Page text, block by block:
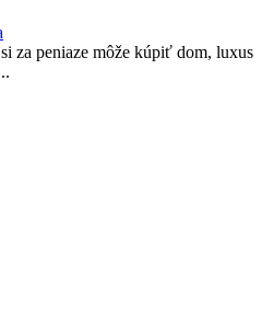
za peniaze môže kúpiť dom, luxus